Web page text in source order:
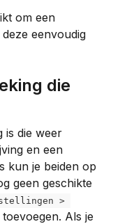
om een
eenvoudig
die
is die weer
en een
kun je beiden op
geen geschikte
>
Als je